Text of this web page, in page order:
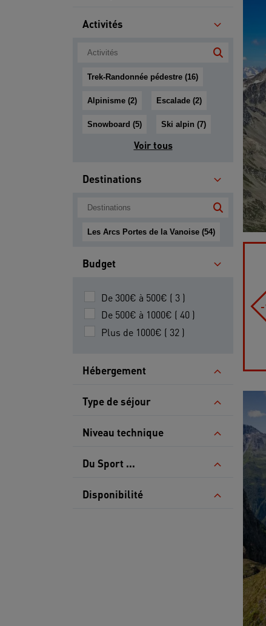
Activités
Trek-Randonnée pédestre (16)
Alpinisme (2) Escalade (2)
Snowboard (5) Ski alpin (7)
Voir tous
Destinations
Les Arcs Portes de la Vanoise (54)
Budget
De 300€ à 500€ ( 3 )
De 500€ à 1000€ ( 40 )
Plus de 1000€ ( 32 )
Hébergement
Type de séjour
Niveau technique
Du Sport ...
Disponibilité